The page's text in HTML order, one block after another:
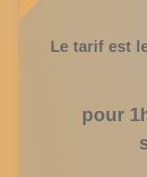
Le tarif est
pour